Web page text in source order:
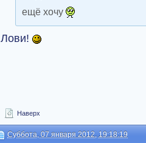
ещё хочу
Лови!
Наверх
Суббота, 07 января 2012, 19:18:19